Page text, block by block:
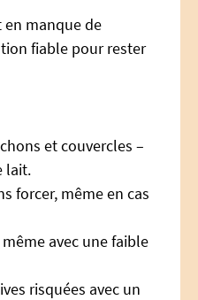
en manque de
fiable pour rester
et couvercles –
lait.
forcer, même en cas
avec une faible
risquées avec un